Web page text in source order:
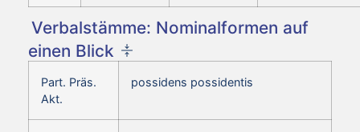
Verbalstämme: Nominalformen auf
einen Blick
Part. Präs.
Akt.
possidens possidentis